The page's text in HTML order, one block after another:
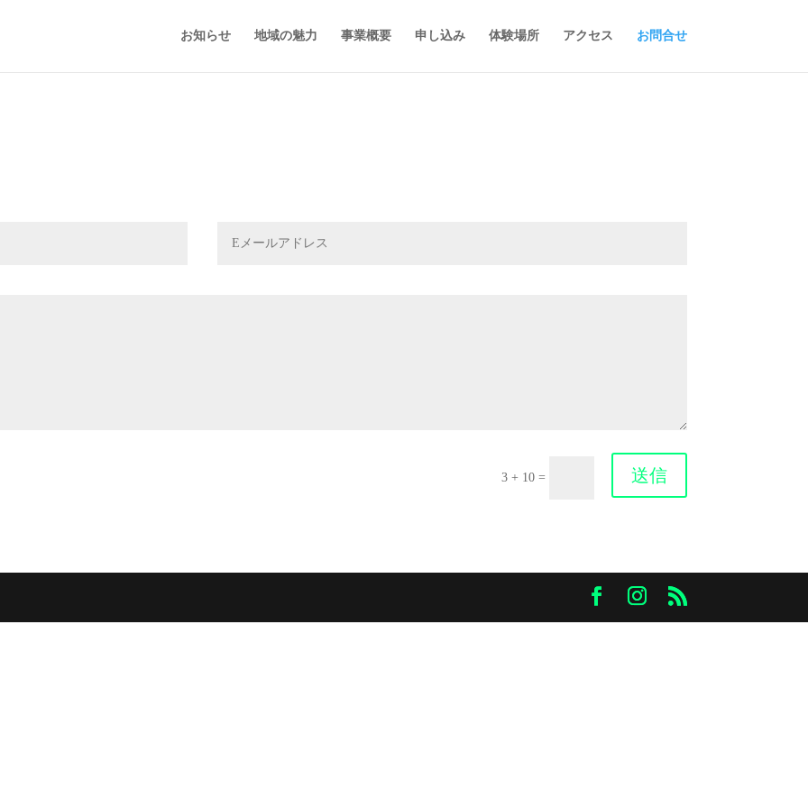
お知らせ 地域の魅力 事業概要 申し込み 体験場所 アクセス お問合せ
3 + 10= 送信